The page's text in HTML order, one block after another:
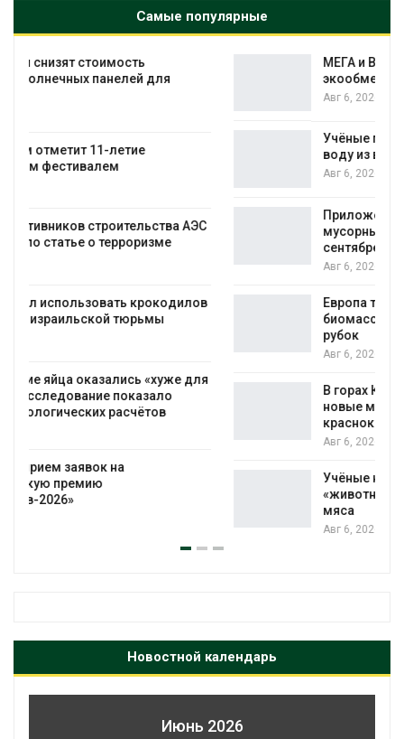
Самые популярные
МЕГА и ВкусВилл установили
экообменники для сбора вторсырья
Учёные предложили получать питьевую
воду из воздуха с помощью ветра
Приложение «Экопульс» для контроля
мусорных площадок запустят в
сентябре
Европа теряет всё больше лесной
биомассы из-за засух, вредителей и
В горах Карачаево-Черкесии выявили
новые места произрастания
Учёные научили салат производить
«животный» белок для растительного
Новостной календарь
Июнь 2026